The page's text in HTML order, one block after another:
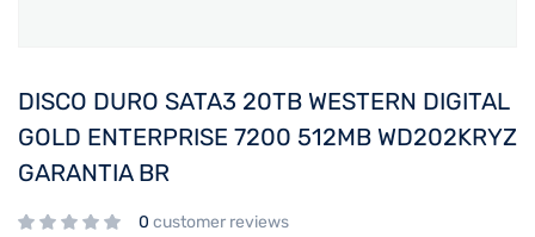
DISCO DURO SATA3 20TB WESTERN DIGITAL
GOLD ENTERPRISE 7200 512MB WD202KRYZ
GARANTIA BR
0 customer reviews